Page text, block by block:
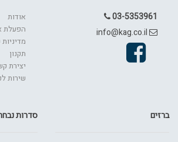
03-5353961
אודות
הפעלת
תקנון
יצירת
שירות
ברזים סדרות